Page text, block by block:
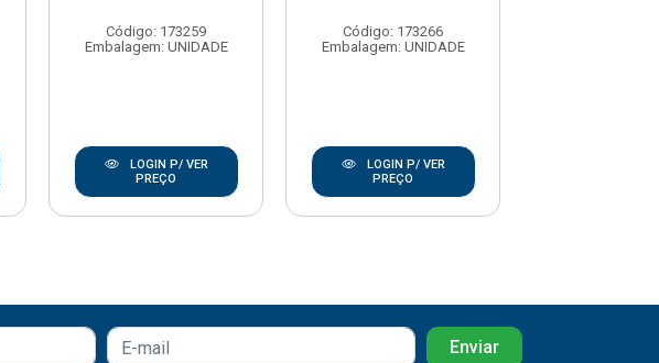
Código: 173259
Embalagem: UNIDADE
LOGIN P/ VER
PREÇO
Código: 173266
Embalagem: UNIDADE
LOGIN P/ VER
PREÇO